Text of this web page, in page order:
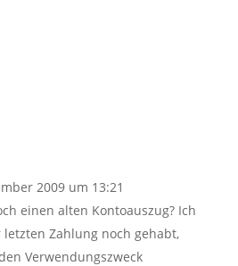
2009 um 13:21
einen alten Kontoauszug? Ich
Zahlung noch gehabt,
Verwendungszweck